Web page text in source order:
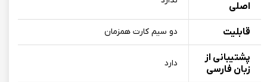
اصلی
قابلیت دو سیم کارت همزمان
پشتیبانی از
زبان فارسی
دارد